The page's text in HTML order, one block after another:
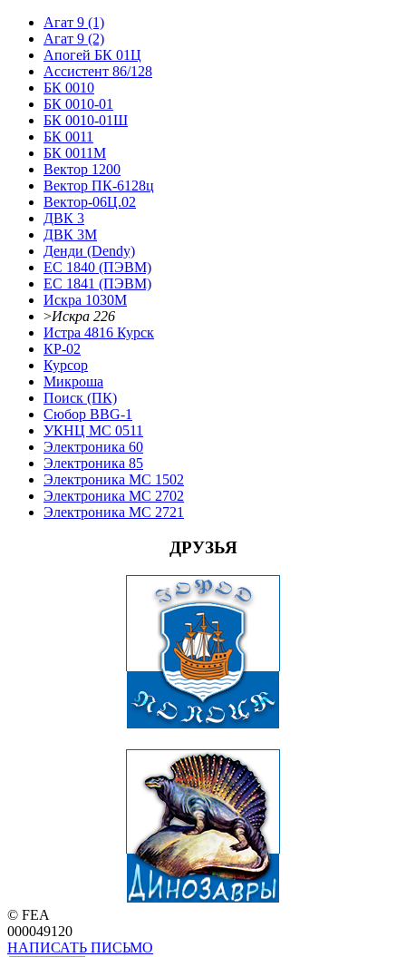
Агат 9 (1)
Агат 9 (2)
Апогей БК 01Ц
Ассистент 86/128
БК 0010
БК 0010-01
БК 0010-01Ш
БК 0011
БК 0011М
Вектор 1200
Вектор ПК-6128ц
Вектор-06Ц.02
ДВК 3
ДВК 3М
Денди (Dendy)
ЕС 1840 (ПЭВМ)
ЕС 1841 (ПЭВМ)
Искра 1030М
>Искра 226
Истра 4816 Курск
КР-02
Курсор
Микроша
Поиск (ПК)
Сюбор BBG-1
УКНЦ МС 0511
Электроника 60
Электроника 85
Электроника МС 1502
Электроника МС 2702
Электроника МС 2721
ДРУЗЬЯ
© FEA
000049120
НАПИСАТЬ ПИСЬМО